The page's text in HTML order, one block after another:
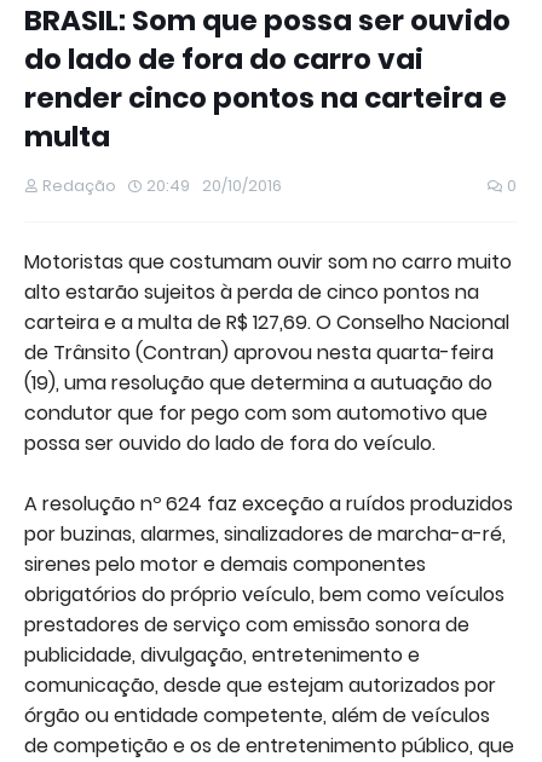
BRASIL: Som que possa ser ouvido
do lado de fora do carro vai
render cinco pontos na carteira e
multa
Redação 20:49 20/10/2016 0
Motoristas que costumam ouvir som no carro muito
alto estarão sujeitos à perda de cinco pontos na
carteira e a multa de R$ 127,69. O Conselho Nacional
de Trânsito (Contran) aprovou nesta quarta-feira
(19), uma resolução que determina a autuação do
condutor que for pego com som automotivo que
possa ser ouvido do lado de fora do veículo.
A resolução nº 624 faz exceção a ruídos produzidos
por buzinas, alarmes, sinalizadores de marcha-a-ré,
sirenes pelo motor e demais componentes
obrigatórios do próprio veículo, bem como veículos
prestadores de serviço com emissão sonora de
publicidade, divulgação, entretenimento e
comunicação, desde que estejam autorizados por
órgão ou entidade competente, além de veículos
de competição e os de entretenimento público, que